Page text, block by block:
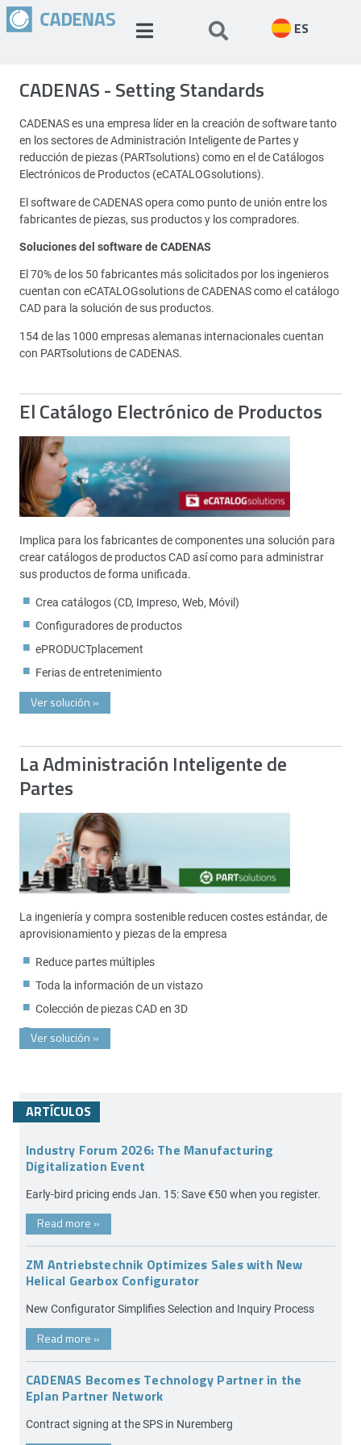
ES
CADENAS - Setting Standards
CADENAS es una empresa líder en la creación de software tanto
en los sectores de Administración Inteligente de Partes y
reducción de piezas (PARTsolutions) como en el de Catálogos
Electrónicos de Productos (eCATALOGsolutions).
El software de CADENAS opera como punto de unión entre los
fabricantes de piezas, sus productos y los compradores.
Soluciones del software de CADENAS
El 70% de los 50 fabricantes más solicitados por los ingenieros
cuentan con eCATALOGsolutions de CADENAS como el catálogo
CAD para la solución de sus productos.
154 de las 1000 empresas alemanas internacionales cuentan
con PARTsolutions de CADENAS.
El Catálogo Electrónico de Productos
Implica para los fabricantes de componentes una solución para
crear catálogos de productos CAD así como para administrar
sus productos de forma unificada.
Crea catálogos (CD, Impreso, Web, Móvil)
Configuradores de productos
ePRODUCTplacement
Ferias de entretenimiento
Ver solución »
La Administración Inteligente de
Partes
La ingeniería y compra sostenible reducen costes estándar, de
aprovisionamiento y piezas de la empresa
Reduce partes múltiples
Toda la información de un vistazo
Colección de piezas CAD en 3D
Ver solución »
ARTÍCULOS
Industry Forum 2026: The Manufacturing
Digitalization Event
Early-bird pricing ends Jan. 15: Save €50 when you register.
Read more »
ZM Antriebstechnik Optimizes Sales with New
Helical Gearbox Configurator
New Configurator Simplifies Selection and Inquiry Process
Read more »
CADENAS Becomes Technology Partner in the
Eplan Partner Network
Contract signing at the SPS in Nuremberg